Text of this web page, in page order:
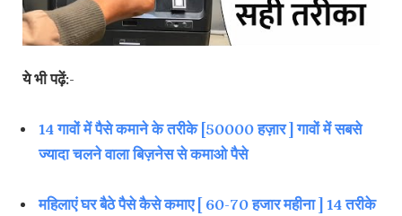
ये भी पढ़ें:-
14 गावों में पैसे कमाने के तरीके [50000 हज़ार ] गावों में सबसे
ज्यादा चलने वाला बिज़नेस से कमाओ पैसे
महिलाएं घर बैठे पैसे कैसे कमाए [ 60-70 हजार महीना ] 14 तरीके